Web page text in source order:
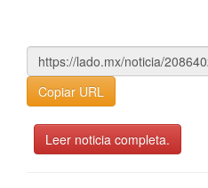
Copiar URL
Leer noticia completa.